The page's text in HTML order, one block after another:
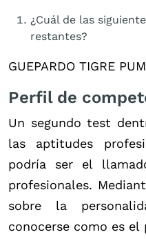
¿Cuál de las
restantes?
GUEPARDO TIGRE
Perfil de
Un segundo test
las aptitudes
podría ser el
profesionales.
sobre la
conocerse como es